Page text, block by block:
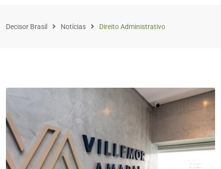
Decisor Brasil Notícias Direito Administrativo